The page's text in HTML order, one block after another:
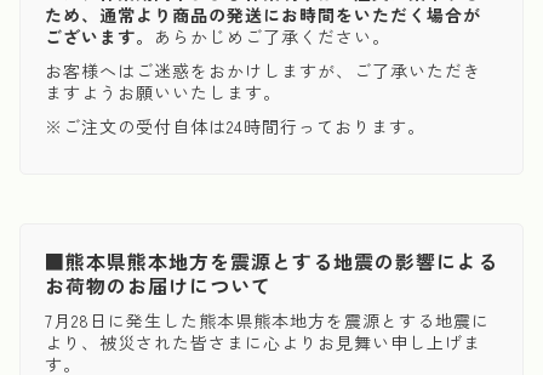
ため、通常より商品の発送にお時間をいただく場合が
ございます。 あらかじめご了承ください。
お客様へはご迷惑をおかけしますが、ご了承いただき
ますようお願いいたします。
※ご注文の受付自体は24時間行っております。
■熊本県熊本地方を震源とする地震の影響による
お荷物のお届けについて
7月28日に発生した熊本県熊本地方を震源とする地震に
より、被災された皆さまに心よりお見舞い申し上げま
す。